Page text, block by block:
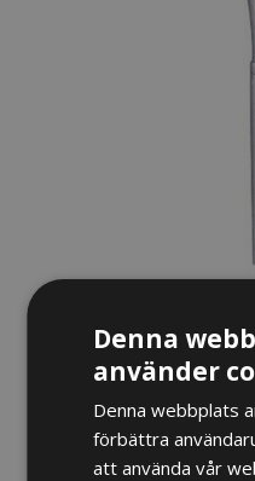
MUNSTYCKE
VALTHORN
686,38kr
Denna
använder
Denna webbplats
förbättra
att använda vår